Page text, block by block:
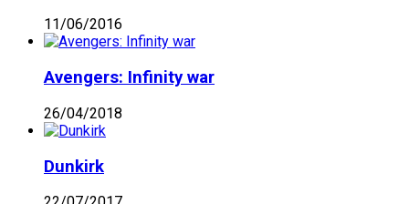
11/06/2016
Avengers: Infinity war
26/04/2018
Dunkirk